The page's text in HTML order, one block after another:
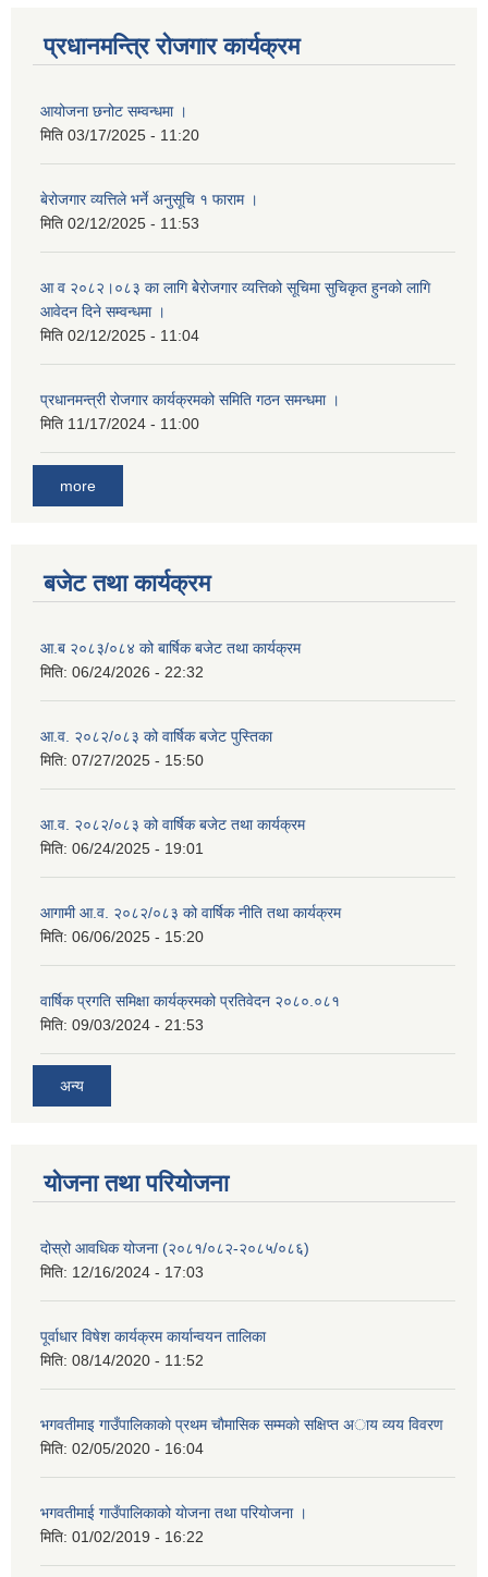
प्रधानमन्त्रि रोजगार कार्यक्रम
आयोजना छनोट सम्वन्धमा ।
मिति 03/17/2025 - 11:20
बेरोजगार व्यत्तिले भर्ने अनुसूचि १ फाराम ।
मिति 02/12/2025 - 11:53
आ व २०८२।०८३ का लागि बेेरोजगार व्यत्तिको सूचिमा सुचिकृत हुनको लागि
आवेदन दिने सम्वन्धमा ।
मिति 02/12/2025 - 11:04
प्रधानमन्त्री रोजगार कार्यक्रमको समिति गठन समन्धमा ।
मिति 11/17/2024 - 11:00
more
बजेट तथा कार्यक्रम
आ.ब २०८३/०८४ को बार्षिक बजेट तथा कार्यक्रम
मिति: 06/24/2026 - 22:32
आ.व. २०८२/०८३ को वार्षिक बजेट पुस्तिका
मिति: 07/27/2025 - 15:50
आ.व. २०८२/०८३ को वार्षिक बजेट तथा कार्यक्रम
मिति: 06/24/2025 - 19:01
आगामी आ.व. २०८२/०८३ को वार्षिक नीति तथा कार्यक्रम
मिति: 06/06/2025 - 15:20
वार्षिक प्रगति समिक्षा कार्यक्रमको प्रतिवेदन २०८०.०८१
मिति: 09/03/2024 - 21:53
अन्य
योजना तथा परियोजना
दोस्रो आवधिक योजना (२०८१/०८२-२०८५/०८६)
मिति: 12/16/2024 - 17:03
पूर्वाधार विषेश कार्यक्रम कार्यान्वयन तालिका
मिति: 08/14/2020 - 11:52
भगवतीमाइ गाउँपालिकाकाे प्रथम चाैमासिक सम्मकाे सक्षिप्त अाय व्यय विवरण
मिति: 02/05/2020 - 16:04
भगवतीमाई गाउँपालिकाको याेजना तथा परियाेजना ।
मिति: 01/02/2019 - 16:22